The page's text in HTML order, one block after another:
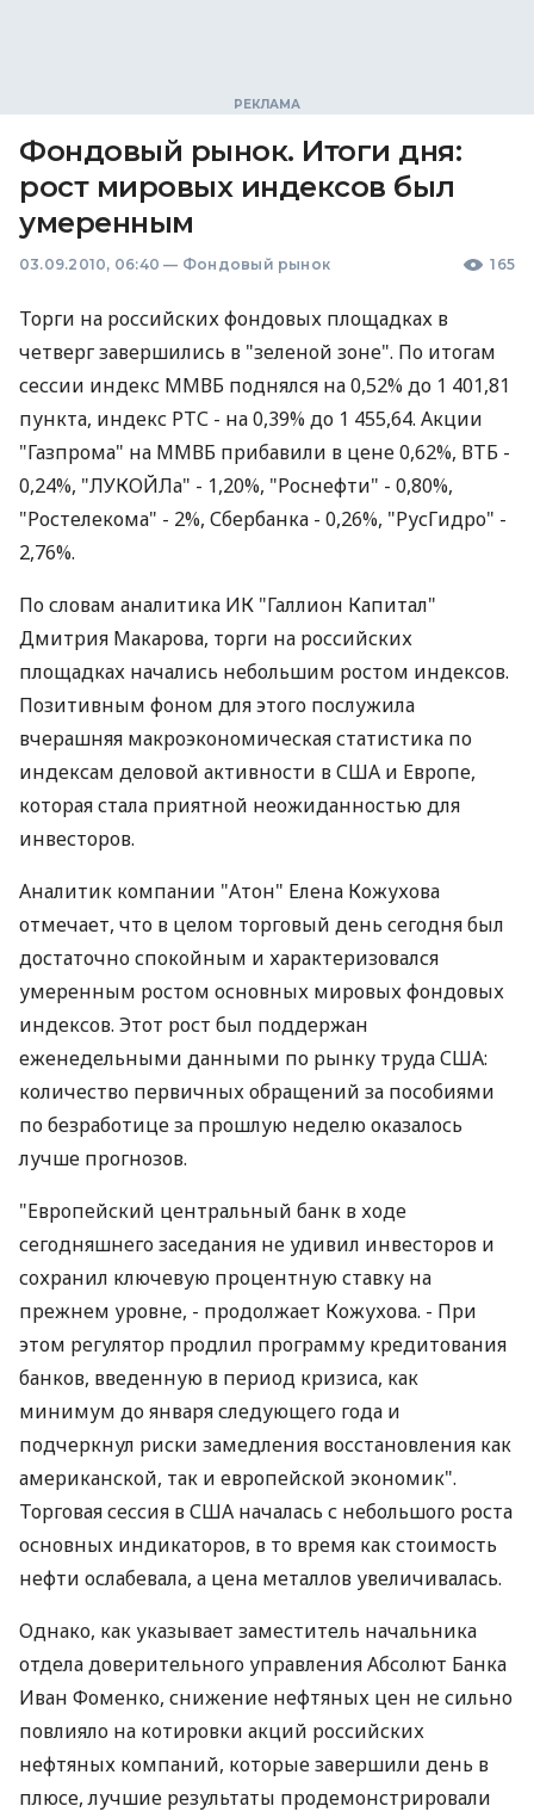
Фондовый рынок. Итоги дня:
рост мировых индексов был
умеренным
03.09.2010, 06:40 — Фондовый рынок 165
Торги на российских фондовых площадках в
четверг завершились в "зеленой зоне". По итогам
сессии индекс ММВБ поднялся на 0,52% до 1 401,81
пункта, индекс РТС - на 0,39% до 1 455,64. Акции
"Газпрома" на ММВБ прибавили в цене 0,62%, ВТБ -
0,24%, "ЛУКОЙЛа" - 1,20%, "Роснефти" - 0,80%,
"Ростелекома" - 2%, Сбербанка - 0,26%, "РусГидро" -
2,76%.
По словам аналитика ИК "Галлион Капитал"
Дмитрия Макарова, торги на российских
площадках начались небольшим ростом индексов.
Позитивным фоном для этого послужила
вчерашняя макроэкономическая статистика по
индексам деловой активности в США и Европе,
которая стала приятной неожиданностью для
инвесторов.
Аналитик компании "Атон" Елена Кожухова
отмечает, что в целом торговый день сегодня был
достаточно спокойным и характеризовался
умеренным ростом основных мировых фондовых
индексов. Этот рост был поддержан
еженедельными данными по рынку труда США:
количество первичных обращений за пособиями
по безработице за прошлую неделю оказалось
лучше прогнозов.
"Европейский центральный банк в ходе
сегодняшнего заседания не удивил инвесторов и
сохранил ключевую процентную ставку на
прежнем уровне, - продолжает Кожухова. - При
этом регулятор продлил программу кредитования
банков, введенную в период кризиса, как
минимум до января следующего года и
подчеркнул риски замедления восстановления как
американской, так и европейской экономик".
Торговая сессия в США началась с небольшого роста
основных индикаторов, в то время как стоимость
нефти ослабевала, а цена металлов увеличивалась.
Однако, как указывает заместитель начальника
отдела доверительного управления Абсолют Банка
Иван Фоменко, снижение нефтяных цен не сильно
повлияло на котировки акций российских
нефтяных компаний, которые завершили день в
плюсе, лучшие результаты продемонстрировали